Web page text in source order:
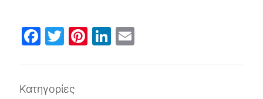
Facebook
Twitter
Pinterest
LinkedIn
Κατηγορίες